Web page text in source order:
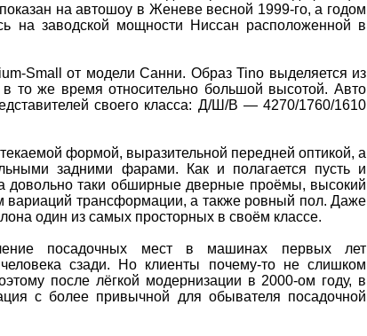
на автошоу в Женеве весной 1999-го, а годом
на заводской мощности Ниссан расположенной в
Small от модели Санни. Образ Tino выделяется из
то же время относительно большой высотой. Авто
своего класса: Д/Ш/В — 4270/1760/1610
формой, выразительной передней оптикой, а
задними фарами. Как и полагается пусть и
довольно таки обширные дверные проёмы, высокий
вариаций трансформации, а также ровный пол. Даже
один из самых просторных в своём классе.
посадочных мест в машинах первых лет
сзади. Но клиенты почему-то не слишком
после лёгкой модернизации в 2000-ом году, в
с более привычной для обывателя посадочной